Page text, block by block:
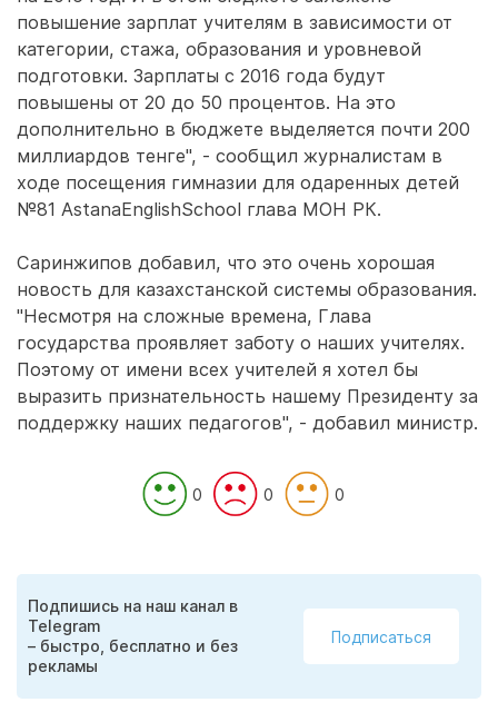
повышение зарплат учителям в зависимости от
категории, стажа, образования и уровневой
подготовки. Зарплаты с 2016 года будут
повышены от 20 до 50 процентов. На это
дополнительно в бюджете выделяется почти 200
миллиардов тенге", - сообщил журналистам в
ходе посещения гимназии для одаренных детей
№81 AstanaEnglishSchool глава МОН РК.
Саринжипов добавил, что это очень хорошая
новость для казахстанской системы образования.
"Несмотря на сложные времена, Глава
государства проявляет заботу о наших учителях.
Поэтому от имени всех учителей я хотел бы
выразить признательность нашему Президенту за
поддержку наших педагогов", - добавил министр.
0 0 0
Подпишись на наш канал в
Telegram
– быстро, бесплатно и без
рекламы
Подписаться